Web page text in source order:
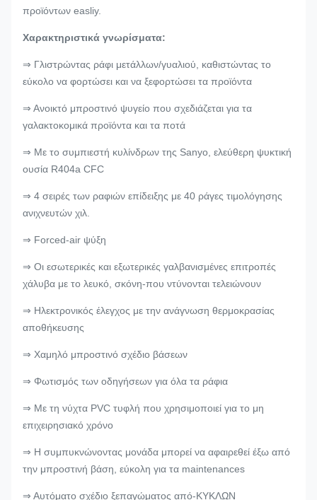
προϊόντων easliy.
Χαρακτηριστικά γνωρίσματα:
⇒ Γλιστρώντας ράφι μετάλλων/γυαλιού, καθιστώντας το
εύκολο να φορτώσει και να ξεφορτώσει τα προϊόντα
⇒ Ανοικτό μπροστινό ψυγείο που σχεδιάζεται για τα
γαλακτοκομικά προϊόντα και τα ποτά
⇒ Με το συμπιεστή κυλίνδρων της Sanyo, ελεύθερη ψυκτική
ουσία R404a CFC
⇒ 4 σειρές των ραφιών επίδειξης με 40 ράγες τιμολόγησης
ανιχνευτών χιλ.
⇒ Forced-air ψύξη
⇒ Οι εσωτερικές και εξωτερικές γαλβανισμένες επιτροπές
χάλυβα με το λευκό, σκόνη-που ντύνονται τελειώνουν
⇒ Ηλεκτρονικός έλεγχος με την ανάγνωση θερμοκρασίας
αποθήκευσης
⇒ Χαμηλό μπροστινό σχέδιο βάσεων
⇒ Φωτισμός των οδηγήσεων για όλα τα ράφια
⇒ Με τη νύχτα PVC τυφλή που χρησιμοποιεί για το μη
επιχειρησιακό χρόνο
⇒ Η συμπυκνώνοντας μονάδα μπορεί να αφαιρεθεί έξω από
την μπροστινή βάση, εύκολη για τα maintenances
⇒ Αυτόματο σχέδιο ξεπαγώματος από-ΚΥΚΛΩΝ